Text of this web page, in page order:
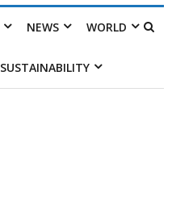
NEWS WORLD
SUSTAINABILITY